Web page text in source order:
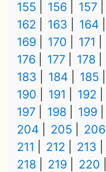
155
156 157
162
163 164
169
170 171
176
177 178
183
184 185
190
191 192
197
198 199
204
205 206
211
212 213
218
219 220